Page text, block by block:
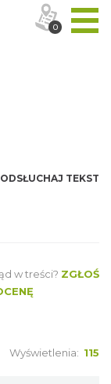
ODSŁUCHAJ TEKST
w treści? ZGŁOŚ
Wyświetlenia: 115
0